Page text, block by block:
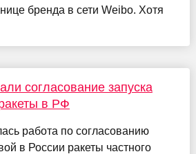
бренда в сети Weibo. Хотя
согласование запуска
в РФ
работа по согласованию
в России ракеты частного